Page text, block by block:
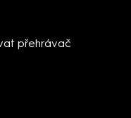
přehrávač